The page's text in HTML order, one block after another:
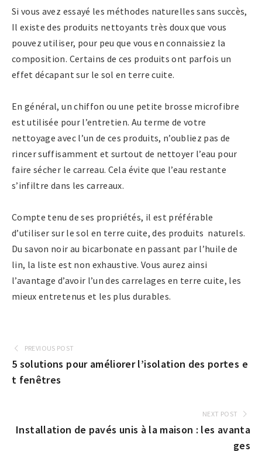
Si vous avez essayé les méthodes naturelles sans succès,
Il existe des produits nettoyants très doux que vous
pouvez utiliser, pour peu que vous en connaissiez la
composition. Certains de ces produits ont parfois un
effet décapant sur le sol en terre cuite.
En général, un chiffon ou une petite brosse microfibre
est utilisée pour l’entretien. Au terme de votre
nettoyage avec l’un de ces produits, n’oubliez pas de
rincer suffisamment et surtout de nettoyer l’eau pour
faire sécher le carreau. Cela évite que l’eau restante
s’infiltre dans les carreaux.
Compte tenu de ses propriétés, il est préférable
d’utiliser sur le sol en terre cuite, des produits naturels.
Du savon noir au bicarbonate en passant par l’huile de
lin, la liste est non exhaustive. Vous aurez ainsi
l’avantage d’avoir l’un des carrelages en terre cuite, les
mieux entretenus et les plus durables.
PREVIOUS POST
5 solutions pour améliorer l’isolation des portes e
t fenêtres
NEXT POST
Installation de pavés unis à la maison : les avanta
ges